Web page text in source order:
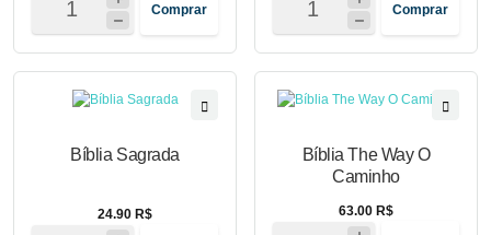
Comprar Comprar
Bíblia Sagrada
24.90 R$
Bíblia The Way O
Caminho
63.00 R$